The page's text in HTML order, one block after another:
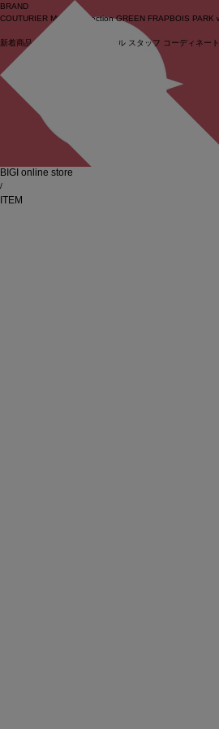
ログイン
BRAND
COUTURIER MOGA Collection GREEN FRAPBOIS PARK
新着商品 (ライブ) セール スタッフ コーディネート
BIGI online store
/
ITEM